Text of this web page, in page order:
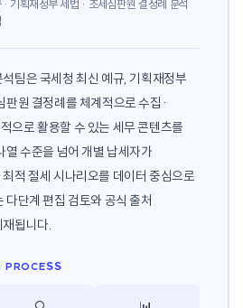
· 기획재정부 세법 · 조세심판원 결정례 분석
팀은 국세청 최신 예규, 기획재정부
판원 결정례를 체계적으로 수집·
으로 활용할 수 있는 세무 콘텐츠를
열 수준을 넘어 개별 납세자가
적 절세 시나리오를 데이터 중심으로
다단계 편집 검토와 공식 출처
됩니다.